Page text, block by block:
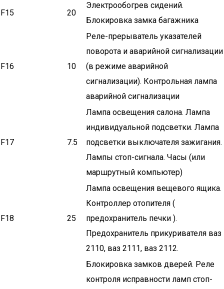
F15 20
Электрообогрев сидений.
Блокировка замка багажника
F16 10
Реле-прерыватель указателей
поворота и аварийной сигнализации
(в режиме аварийной
сигнализации). Контрольная лампа
аварийной сигнализации
F17 7.5
Лампа освещения салона. Лампа
индивидуальной подсветки. Лампа
подсветки выключателя зажигания.
Лампы стоп-сигнала. Часы (или
маршрутный компьютер)
F18 25
Лампа освещения вещевого ящика.
Контроллер отопителя (
предохранитель печки ).
Предохранитель прикуривателя ваз
2110, ваз 2111, ваз 2112.
Блокировка замков дверей. Реле
контроля исправности ламп стоп-